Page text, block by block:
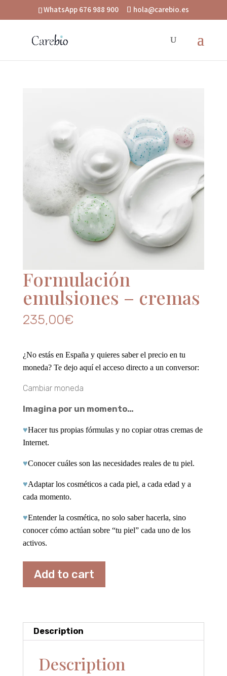
WhatsApp 676 988 900 hola@carebio.es
Formulación
emulsiones – cremas
235,00€
¿No estás en España y quieres saber el precio en tu
moneda? Te dejo aquí el acceso directo a un conversor:
Cambiar moneda
Imagina por un momento…
♥Hacer tus propias fórmulas y no copiar otras cremas de
Internet.
♥Conocer cuáles son las necesidades reales de tu piel.
♥Adaptar los cosméticos a cada piel, a cada edad y a
cada momento.
♥Entender la cosmética, no solo saber hacerla, sino
conocer cómo actúan sobre “tu piel” cada uno de los
activos.
Add to cart
Description
Description